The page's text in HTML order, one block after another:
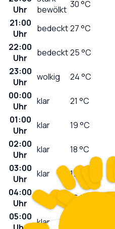
Uhr
bewölkt 30°C
21:00
Uhr
bedeckt27°C
22:00
Uhr
bedeckt25°C
23:00
Uhr
wolkig 24°C
00:00
Uhr
klar 21 °C
01:00
Uhr
klar 19°C
02:00
Uhr
klar 18°C
03:00
Uhr
klar 17
04:00
Uhr
klar 16°C
05:00 klar